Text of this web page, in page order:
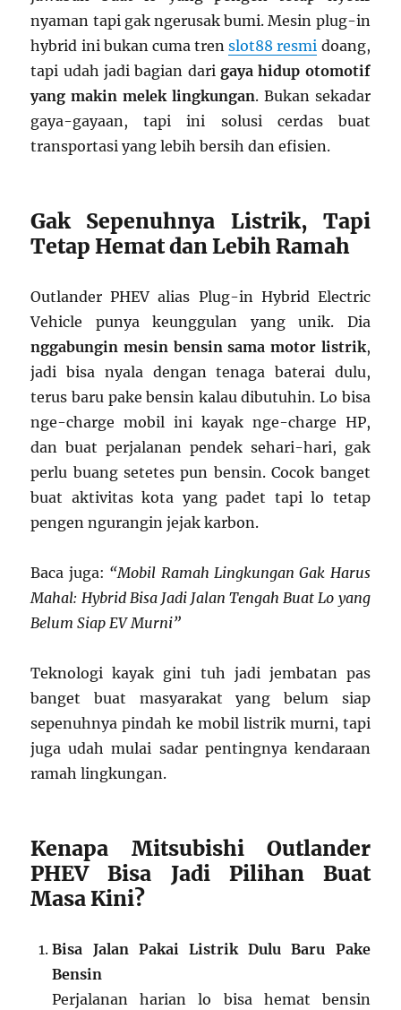
nyaman tapi gak ngerusak bumi. Mesin plug-in
hybrid ini bukan cuma trenslot88 resmi doang,
tapi udah jadi bagian dari gaya hidup otomotif
yang makin melek lingkungan. Bukan sekadar
gaya-gayaan, tapi ini solusi cerdas buat
transportasi yang lebih bersih dan efisien.
Gak Sepenuhnya Listrik, Tapi
Tetap Hemat dan Lebih Ramah
Outlander PHEV alias Plug-in Hybrid Electric
Vehicle punya keunggulan yang unik. Dia
nggabungin mesin bensin sama motor listrik,
jadi bisa nyala dengan tenaga baterai dulu,
terus baru pake bensin kalau dibutuhin. Lo bisa
nge-charge mobil ini kayak nge-charge HP,
dan buat perjalanan pendek sehari-hari, gak
perlu buang setetes pun bensin. Cocok banget
buat aktivitas kota yang padet tapi lo tetap
pengen ngurangin jejak karbon.
Baca juga: “Mobil Ramah Lingkungan Gak Harus
Mahal: Hybrid Bisa Jadi Jalan Tengah Buat Lo yang
Belum Siap EV Murni”
Teknologi kayak gini tuh jadi jembatan pas
banget buat masyarakat yang belum siap
sepenuhnya pindah ke mobil listrik murni, tapi
juga udah mulai sadar pentingnya kendaraan
ramah lingkungan.
Kenapa Mitsubishi Outlander
PHEV Bisa Jadi Pilihan Buat
Masa Kini?
Bisa Jalan Pakai Listrik Dulu Baru Pake
Bensin
Perjalanan harian lo bisa hemat bensin